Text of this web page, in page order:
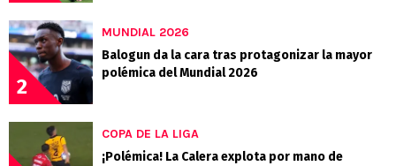
2
MUNDIAL 2026
Balogun da la cara tras protagonizar la mayor
polémica del Mundial 2026
COPA DE LA LIGA
¡Polémica! La Calera explota por mano de